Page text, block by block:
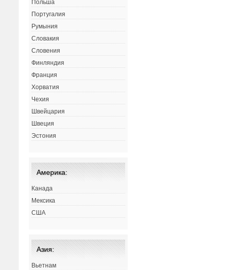
Польша
Португалия
Румыния
Словакия
Словения
Финляндия
Франция
Хорватия
Чехия
Швейцария
Швеция
Эстония
Америка:
Канада
Мексика
США
Азия:
Вьетнам